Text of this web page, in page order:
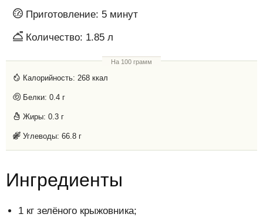
Приготовление: 5 минут
Количество: 1.85 л
На 100 грамм
Калорийность: 268 ккал
Белки: 0.4 г
Жиры: 0.3 г
Углеводы: 66.8 г
Ингредиенты
1 кг зелёного крыжовника;